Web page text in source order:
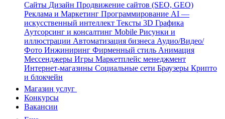
Сайты Дизайн Продвижение сайтов (SEO, GEO)
Реклама и Маркетинг Программирование AI —
искусственный интеллект Тексты 3D Графика
Аутсорсинг и консалтинг Mobile Рисунки и
иллюстрации Автоматизация бизнеса Аудио/Видео/
Фото Инжиниринг Фирменный стиль Анимация
Мессенджеры Игры Маркетплейс менеджмент
Интернет-магазины Социальные сети Браузеры Крипто
и блокчейн
Магазин услуг
Конкурсы
Вакансии